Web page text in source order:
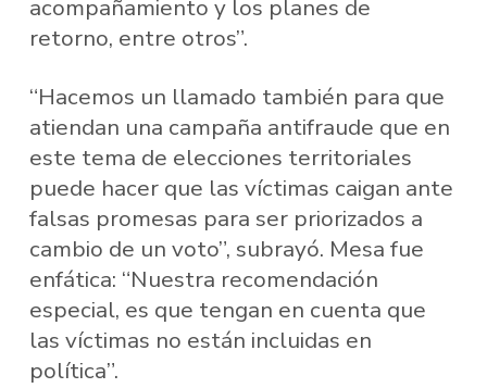
acompañamiento y los planes de
retorno, entre otros”.
“Hacemos un llamado también para que
atiendan una campaña antifraude que en
este tema de elecciones territoriales
puede hacer que las víctimas caigan ante
falsas promesas para ser priorizados a
cambio de un voto”, subrayó. Mesa fue
enfática: “Nuestra recomendación
especial, es que tengan en cuenta que
las víctimas no están incluidas en
política”.